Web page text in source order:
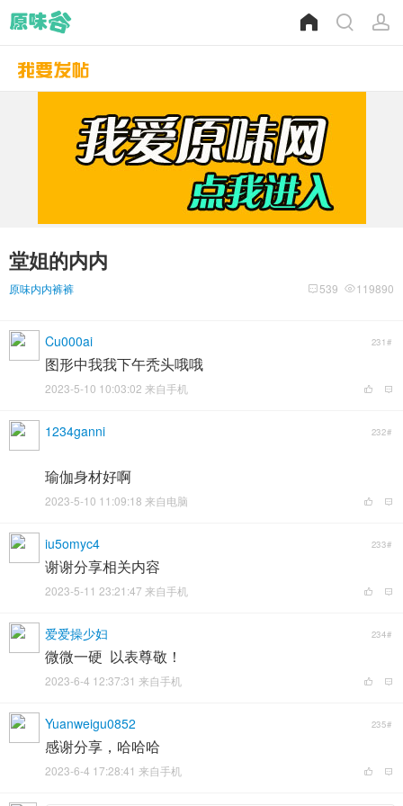
堂姐的内内
原味内内裤裤 119890
539
Cu000ai 231#
图形中我我下午秃头哦哦
2023-5-10 10:03:02 来自手机
1234ganni 232#
瑜伽身材好啊
2023-5-10 11:09:18 来自电脑
iu5omyc4 233#
谢谢分享相关内容
2023-5-11 23:21:47 来自手机
爱爱操少妇 234#
微微一硬 以表尊敬！
2023-6-4 12:37:31 来自手机
Yuanweigu0852 235#
感谢分享，哈哈哈
2023-6-4 17:28:41 来自手机